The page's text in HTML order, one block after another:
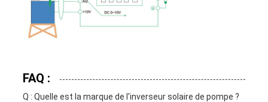
FAQ :
Q : Quelle est la marque de l'inverseur solaire de pompe ?